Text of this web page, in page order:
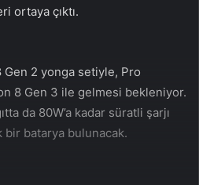
ortaya çıktı.
Gen 2 yonga setiyle, Pro
8 Gen 3 ile gelmesi bekleniyor.
da 80W’a kadar süratli şarjı
bir batarya bulunacak.